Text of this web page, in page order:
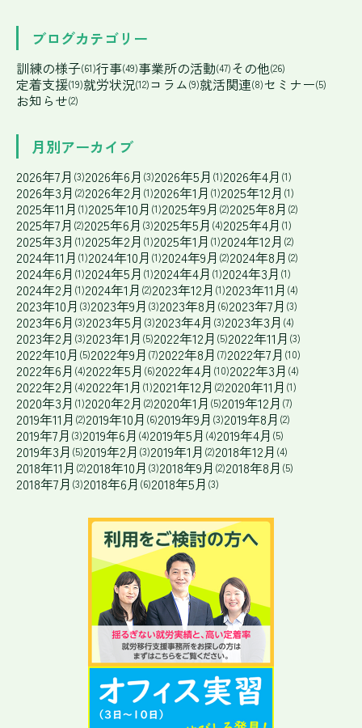
ブログカテゴリー
訓練の様子(61)行事(49)事業所の活動(47)その他(26)
定着支援(19)就労状況(12)コラム(9)就活関連(8)セミナー(5)
お知らせ(2)
月別アーカイブ
2026年7月 (3)2026年6月 (3)2026年5月 (1)2026年4月 (1)
2026年3月 (2)2026年2月 (1)2026年1月 (1)2025年12月 (1)
2025年11月 (1)2025年10月 (1)2025年9月 (2)2025年8月 (2)
2025年7月 (2)2025年6月 (3)2025年5月 (4)2025年4月 (1)
2025年3月 (1)2025年2月 (1)2025年1月 (1)2024年12月 (2)
2024年11月 (1)2024年10月 (1)2024年9月 (2)2024年8月 (2)
2024年6月 (1)2024年5月 (1)2024年4月 (1)2024年3月 (1)
2024年2月 (1)2024年1月 (2)2023年12月 (1)2023年11月 (4)
2023年10月 (3)2023年9月 (3)2023年8月 (6)2023年7月 (3)
2023年6月 (3)2023年5月 (3)2023年4月 (3)2023年3月 (4)
2023年2月 (3)2023年1月 (5)2022年12月 (5)2022年11月 (3)
2022年10月 (5)2022年9月 (7)2022年8月 (7)2022年7月 (10)
2022年6月 (4)2022年5月 (6)2022年4月 (10)2022年3月 (4)
2022年2月 (4)2022年1月 (1)2021年12月 (2)2020年11月 (1)
2020年3月 (1)2020年2月 (2)2020年1月 (5)2019年12月 (7)
2019年11月 (2)2019年10月 (6)2019年9月 (3)2019年8月 (2)
2019年7月 (3)2019年6月 (4)2019年5月 (4)2019年4月 (5)
2019年3月 (5)2019年2月 (3)2019年1月 (2)2018年12月 (4)
2018年11月 (2)2018年10月 (3)2018年9月 (2)2018年8月 (5)
2018年7月 (3)2018年6月 (6)2018年5月 (3)